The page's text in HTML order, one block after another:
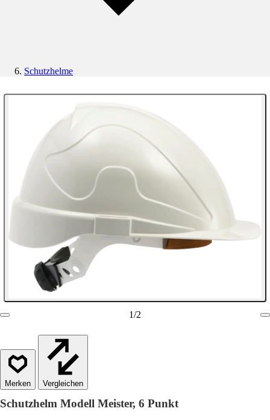
Schutzhelme
1/2
Vergleichen
Schutzhelm Modell Meister, 6 Punkt